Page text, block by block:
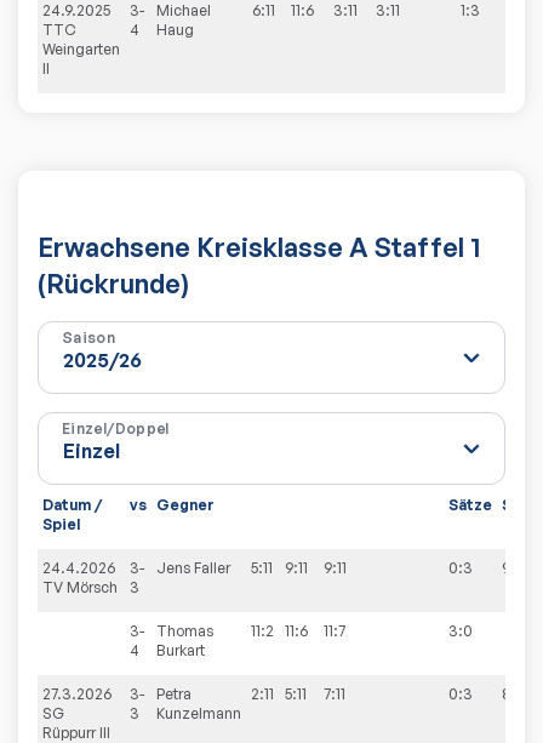
24.9.2025
TTC
Weingarten
II
3-
4
Michael
Haug
6:11 11:6 3:11 3:11 1:3
Erwachsene Kreisklasse A Staffel 1
(Rückrunde)
Saison
Einzel/Doppel
Datum /
Spiel
vs Gegner Sätze
24.4.2026
TV Mörsch
3-
3
Jens Faller 5:11 9:11 9:11 0:3 9:5
3-
4
Thomas
Burkart
11:2 11:6 11:7 3:0
27.3.2026
SG
Rüppurr III
3-
3
Petra
Kunzelmann
2:11 5:11 7:11 0:3 8:8